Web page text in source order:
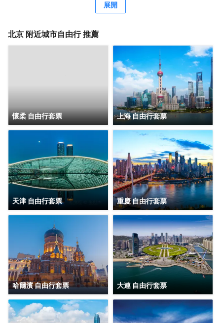
環境，讓社交具有更多可能性；TONG POWER運動生活館
展開
北京 附近城市自由行 推薦
懷柔 自由行套票 上海 自由行套票
天津 自由行套票 重慶 自由行套票
哈爾濱 自由行套票 大連 自由行套票